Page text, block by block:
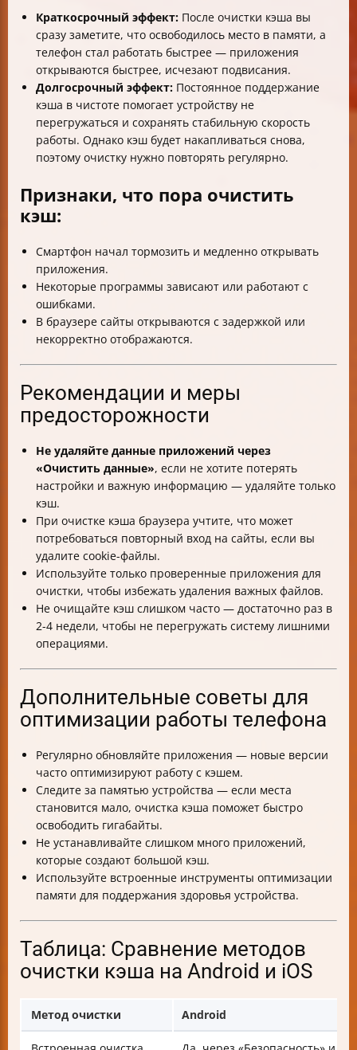
Краткосрочный эффект: После очистки кэша вы
сразу заметите, что освободилось место в памяти, а
телефон стал работать быстрее — приложения
открываются быстрее, исчезают подвисания.
Долгосрочный эффект: Постоянное поддержание
кэша в чистоте помогает устройству не
перегружаться и сохранять стабильную скорость
работы. Однако кэш будет накапливаться снова,
поэтому очистку нужно повторять регулярно.
Признаки, что пора очистить
кэш:
Смартфон начал тормозить и медленно открывать
приложения.
Некоторые программы зависают или работают с
ошибками.
В браузере сайты открываются с задержкой или
некорректно отображаются.
Рекомендации и меры
предосторожности
Не удаляйте данные приложений через
«Очистить данные», если не хотите потерять
настройки и важную информацию — удаляйте только
кэш.
При очистке кэша браузера учтите, что может
потребоваться повторный вход на сайты, если вы
удалите cookie-файлы.
Используйте только проверенные приложения для
очистки, чтобы избежать удаления важных файлов.
Не очищайте кэш слишком часто — достаточно раз в
2-4 недели, чтобы не перегружать систему лишними
операциями.
Дополнительные советы для
оптимизации работы телефона
Регулярно обновляйте приложения — новые версии
часто оптимизируют работу с кэшем.
Следите за памятью устройства — если места
становится мало, очистка кэша поможет быстро
освободить гигабайты.
Не устанавливайте слишком много приложений,
которые создают большой кэш.
Используйте встроенные инструменты оптимизации
памяти для поддержания здоровья устройства.
Таблица: Сравнение методов
очистки кэша на Android и iOS
Метод очистки Android